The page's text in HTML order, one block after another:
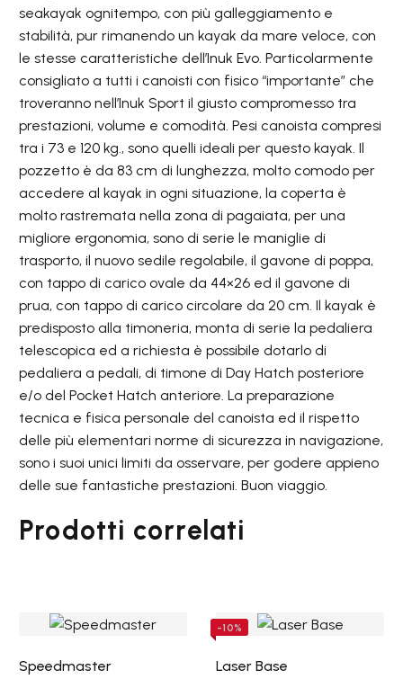
seakayak ognitempo, con più galleggiamento e
stabilità, pur rimanendo un kayak da mare veloce, con
le stesse caratteristiche dell’Inuk Evo. Particolarmente
consigliato a tutti i canoisti con fisico “importante” che
troveranno nell’Inuk Sport il giusto compromesso tra
prestazioni, volume e comodità. Pesi canoista compresi
tra i 73 e 120 kg., sono quelli ideali per questo kayak. Il
pozzetto è da 83 cm di lunghezza, molto comodo per
accedere al kayak in ogni situazione, la coperta è
molto rastremata nella zona di pagaiata, per una
migliore ergonomia, sono di serie le maniglie di
trasporto, il nuovo sedile regolabile, il gavone di poppa,
con tappo di carico ovale da 44×26 ed il gavone di
prua, con tappo di carico circolare da 20 cm. Il kayak è
predisposto alla timoneria, monta di serie la pedaliera
telescopica ed a richiesta è possibile dotarlo di
pedaliera a pedali, di timone di Day Hatch posteriore
e/o del Pocket Hatch anteriore. La preparazione
tecnica e fisica personale del canoista ed il rispetto
delle più elementari norme di sicurezza in navigazione,
sono i suoi unici limiti da osservare, per godere appieno
delle sue fantastiche prestazioni. Buon viaggio.
Prodotti correlati
Speedmaster
-10%
Laser Base